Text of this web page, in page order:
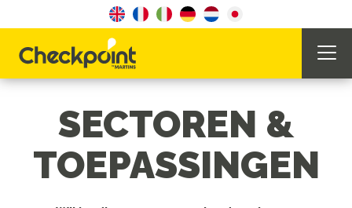
SECTOREN &
TOEPASSINGEN